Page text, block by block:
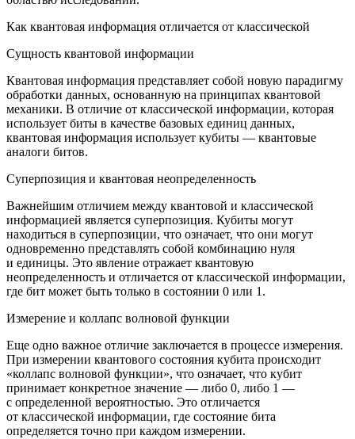
Как квантовая информация отличается от классической
Сущность квантовой информации
Квантовая информация представляет собой новую парадигму
обработки данных, основанную на принципах квантовой
механики. В отличие от классической информации, которая
использует биты в качестве базовых единиц данных,
квантовая информация использует кубиты — квантовые
аналоги битов.
Суперпозиция и квантовая неопределенность
Важнейшим отличием между квантовой и классической
информацией является суперпозиция. Кубиты могут
находиться в суперпозиции, что означает, что они могут
одновременно представлять собой комбинацию нуля
и единицы. Это явление отражает квантовую
неопределенность и отличается от классической информации,
где бит может быть только в состоянии 0 или 1.
Измерение и коллапс волновой функции
Еще одно важное отличие заключается в процессе измерения.
При измерении квантового состояния кубита происходит
«коллапс волновой функции», что означает, что кубит
принимает конкретное значение — либо 0, либо 1 —
с определенной вероятностью. Это отличается
от классической информации, где состояние бита
определяется точно при каждом измерении.